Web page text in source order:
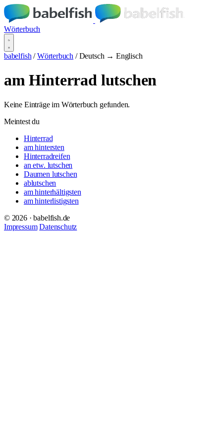
Wörterbuch
babelfish / Wörterbuch / Deutsch → Englisch
am Hinterrad lutschen
Keine Einträge im Wörterbuch gefunden.
Meintest du
Hinterrad
am hintersten
Hinterradreifen
an etw. lutschen
Daumen lutschen
ablutschen
am hinterhältigsten
am hinterlistigsten
© 2026 · babelfish.de
Impressum Datenschutz